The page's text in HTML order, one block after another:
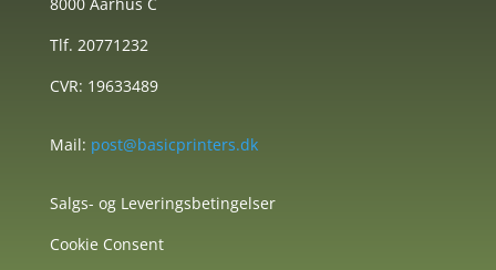
Tlf. 20771232
CVR: 19633489
Mail: post@basicprinters.dk
Salgs- og Leveringsbetingelser
Cookie Consent